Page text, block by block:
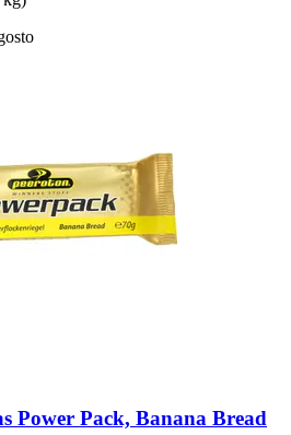
Power Pack, Banana Bread